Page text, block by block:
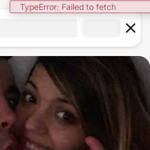
TypeError: Failed to fetch